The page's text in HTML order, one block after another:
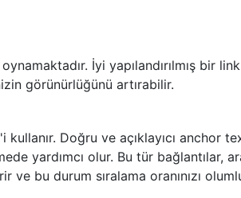
İyi yapılandırılmış bir link
görünürlüğünü artırabilir.
Doğru ve açıklayıcı anchor
yardımcı olur. Bu tür bağlantılar,
bu durum sıralama oranınızı